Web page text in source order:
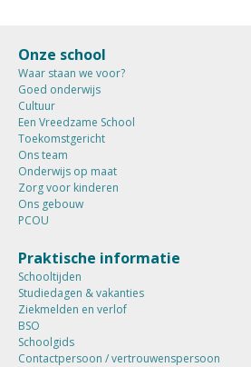
Onze school
Waar staan we voor?
Goed onderwijs
Cultuur
Een Vreedzame School
Toekomstgericht
Ons team
Onderwijs op maat
Zorg voor kinderen
Ons gebouw
PCOU
Praktische informatie
Schooltijden
Studiedagen & vakanties
Ziekmelden en verlof
BSO
Schoolgids
Contactpersoon / vertrouwenspersoon